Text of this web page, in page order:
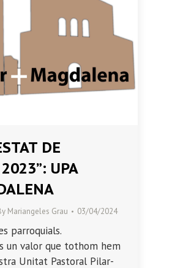
DE
UPA
Mariangeles Grau 03/04/2024
parroquials.
un valor que tothom hem
Unitat Pastoral Pilar-